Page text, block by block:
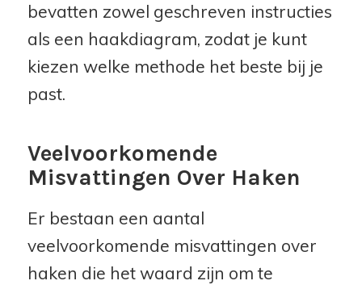
bevatten zowel geschreven instructies
als een haakdiagram, zodat je kunt
kiezen welke methode het beste bij je
past.
Veelvoorkomende
Misvattingen Over Haken
Er bestaan een aantal
veelvoorkomende misvattingen over
haken die het waard zijn om te